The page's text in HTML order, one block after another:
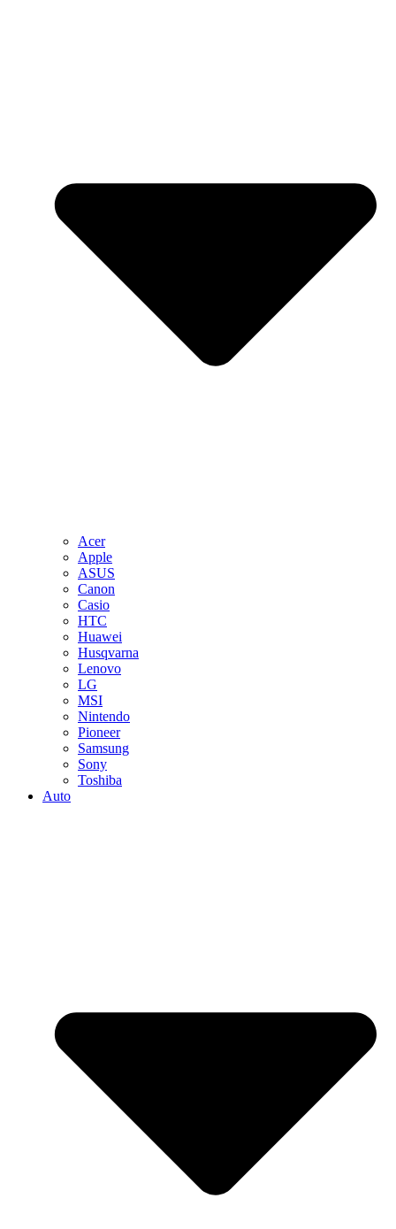
Acer
Apple
ASUS
Canon
Casio
HTC
Huawei
Husqvarna
Lenovo
LG
MSI
Nintendo
Pioneer
Samsung
Sony
Toshiba
Auto